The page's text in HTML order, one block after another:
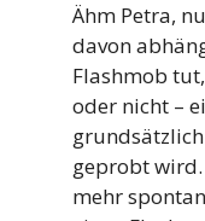
Ähm Petra,
davon
Flashmob
oder nicht –
geprobt
mehr